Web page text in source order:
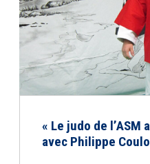
« Le judo de l’ASM
avec Philippe